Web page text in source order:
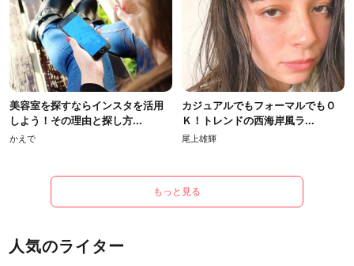
美容室を探すならインスタを活用
しよう！その理由と探し方...
かえで
カジュアルでもフォーマルでもＯ
Ｋ！トレンドの西海岸風ラ...
尾上雄輝
もっと見る
人気のライター